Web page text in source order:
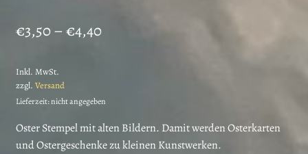
€3,50–€4,40Preisspanne:
€4,40
Inkl. MwSt.
zzgl. Versand
Lieferzeit: nicht angegeben
Oster Stempel mit alten Bildern. Damit werden Osterkarten
und Ostergeschenke zu kleinen Kunstwerken.